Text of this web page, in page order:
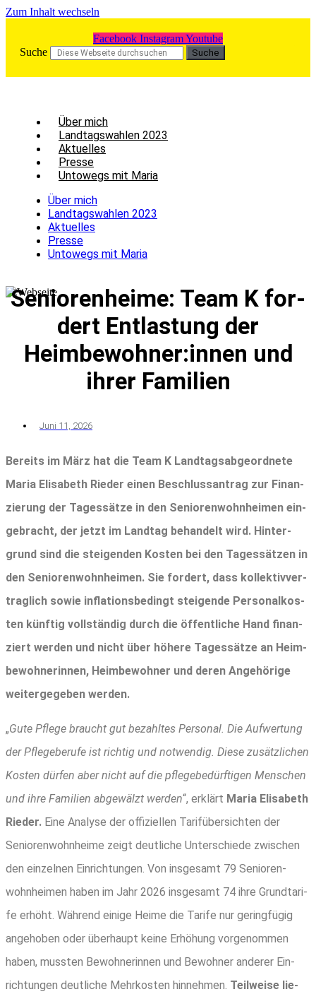
Zum Inhalt wechseln
Facebook InstagramYoutube
Suche
Suche
Über mich
Land­tags­wah­len 2023
Aktu­el­les
Pres­se
Unto­wegs mit Maria
Über mich
Land­tags­wah­len 2023
Aktu­el­les
Pres­se
Unto­wegs mit Maria
Senio­ren­hei­me: Team K for­
dert Ent­las­tung der
Heimbewohner:innen und
ihrer Familien
Juni 11, 2026
Bereits im März hat die Team K Land­tags­ab­ge­ord­ne­te
Maria Eli­sa­beth Rie­der einen Beschluss­an­trag zur Finan­
zie­rung der Tages­sät­ze in den Senio­ren­wohn­hei­men ein­
ge­bracht, der jetzt im Land­tag behan­delt wird. Hin­ter­
grund sind die stei­gen­den Kos­ten bei den Tages­sät­zen in
den Senio­ren­wohn­hei­men. Sie for­dert, dass kol­lek­tiv­ver­
trag­lich sowie infla­ti­ons­be­dingt stei­gen­de Per­so­nal­kos­
ten künf­tig voll­stän­dig durch die öffent­li­che Hand finan­
ziert wer­den und nicht über höhe­re Tages­sät­ze an Heim­
be­woh­ne­rin­nen, Heim­be­woh­ner und deren Ange­hö­ri­ge
wei­ter­ge­ge­ben werden.
„Gute Pfle­ge braucht gut bezahl­tes Per­so­nal. Die Auf­wer­tung
der Pfle­ge­be­ru­fe ist rich­tig und not­wen­dig. Die­se zusätz­li­chen
Kos­ten dür­fen aber nicht auf die pfle­ge­be­dürf­ti­gen Men­schen
und ihre Fami­li­en abge­wälzt wer­den“, erklärt Maria Eli­sa­beth
Rie­der. Eine Ana­ly­se der offi­zi­el­len Tarif­über­sich­ten der
Senio­ren­wohn­hei­me zeigt deut­li­che Unter­schie­de zwi­schen
den ein­zel­nen Ein­rich­tun­gen. Von ins­ge­samt 79 Senio­ren­
wohn­hei­men haben im Jahr 2026 ins­ge­samt 74 ihre Grund­ta­ri­
fe erhöht. Wäh­rend eini­ge Hei­me die Tari­fe nur gering­fü­gig
ange­ho­ben oder über­haupt kei­ne Erhö­hung vor­ge­nom­men
haben, muss­ten Bewoh­ne­rin­nen und Bewoh­ner ande­rer Ein­
rich­tun­gen deut­li­che Mehr­kos­ten hin­neh­men. Teil­wei­se lie­